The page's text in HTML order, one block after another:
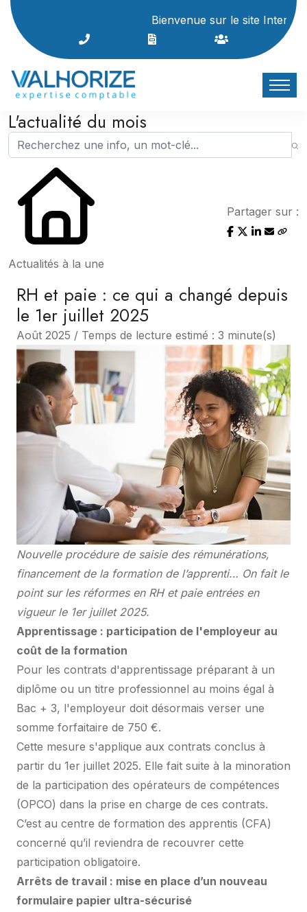
Bienvenue sur le site Internet du
L'actualité du mois
Actualités à la une
Partager sur :
RH et paie : ce qui a changé depuis
le 1er juillet 2025
Août 2025 / Temps de lecture estimé : 3 minute(s)
Nouvelle procédure de saisie des rémunérations,
financement de la formation de l’apprenti… On fait le
point sur les réformes en RH et paie entrées en
vigueur le 1er juillet 2025.
Apprentissage : participation de l'employeur au
coût de la formation
Pour les contrats d'apprentissage préparant à un
diplôme ou un titre professionnel au moins égal à
Bac + 3, l'employeur doit désormais verser une
somme forfaitaire de 750 €.
Cette mesure s'applique aux contrats conclus à
partir du 1er juillet 2025. Elle fait suite à la minoration
de la participation des opérateurs de compétences
(OPCO) dans la prise en charge de ces contrats.
C’est au centre de formation des apprentis (CFA)
concerné qu’il reviendra de recouvrer cette
participation obligatoire.
Arrêts de travail : mise en place d’un nouveau
formulaire papier ultra-sécurisé